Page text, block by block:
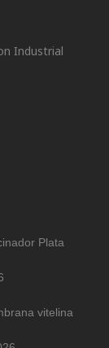
Industrial
Plata
vitelina